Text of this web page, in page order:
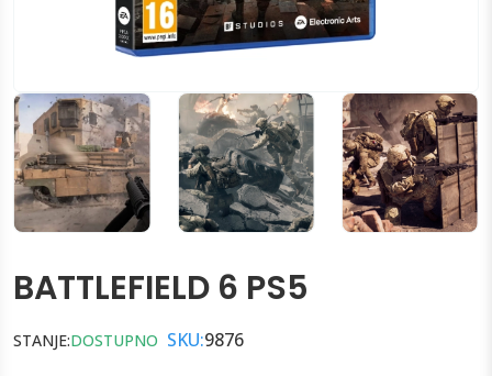
BATTLEFIELD 6 PS5
STANJE:DOSTUPNO SKU:9876